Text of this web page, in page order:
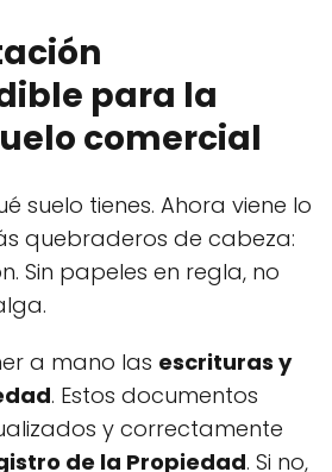
para la
comercial
suelo tienes. Ahora viene lo
quebraderos de cabeza:
Sin papeles en regla, no
a mano las escrituras y
. Estos documentos
y correctamente
de la Propiedad. Si no,